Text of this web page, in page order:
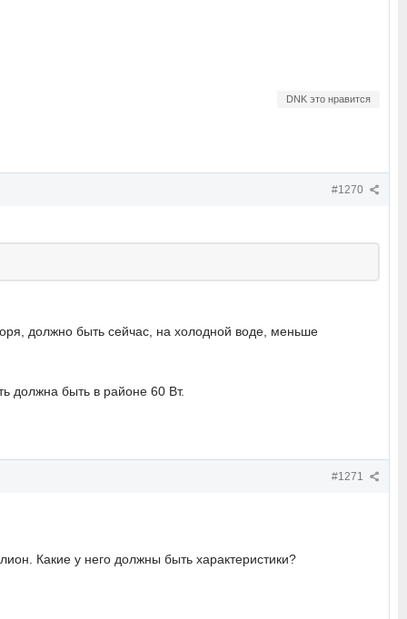
DNK это нравится
#1270
должно быть сейчас, на холодной воде, меньше
должна быть в районе 60 Вт.
#1271
Какие у него должны быть характеристики?